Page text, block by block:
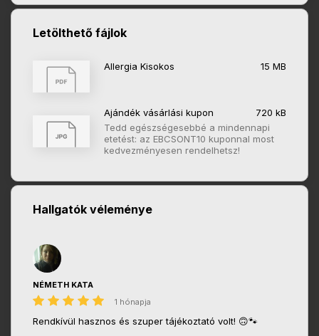
Letölthető fájlok
Allergia Kisokos 15 MB
Ajándék vásárlási kupon
720 kB
Tedd egészségesebbé a mindennapi
etetést: az EBCSONT10 kuponnal most
kedvezményesen rendelhetsz!
Hallgatók véleménye
NÉMETH KATA
1 hónapja
Rendkívül hasznos és szuper tájékoztató volt! 🙃🐾